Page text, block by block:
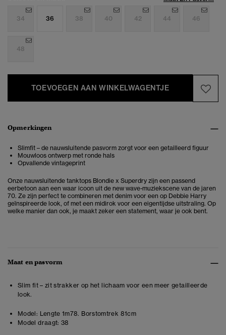
34 36 38 40 42 44 46
48
TOEVOEGEN AAN WINKELWAGENTJE
Opmerkingen
Slimfit – de nauwsluitende pasvorm zorgt voor een getailleerd figuur
Mouwloos ontwerp met ronde hals
Opvallende vintageprint
Onze nauwsluitende tanktops Blondie x Superdry zijn een passend
eerbetoon aan een waar icoon uit de new wave-muziekscene van de jaren
70. Ze zijn perfect te combineren met denim voor een op Debbie Harry
geïnspireerde look, of met een midirok voor een eigentijdse uitstraling. Op
welke manier dan ook, je maakt zeker een statement, waar je ook bent.
Maat en pasvorm
Slim fit – zit strakker op het lichaam voor een meer getailleerde
look.
Model: Lengte 1m78. Borstomtrek 81cm
Model draagt: 38